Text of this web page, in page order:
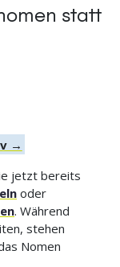
statt
→
jetzt bereits
oder
. Während
stehen
Nomen